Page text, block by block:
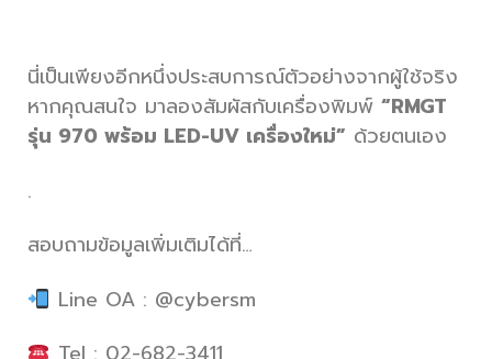
นี่เป็นเพียงอีกหนึ่งประสบการณ์ตัวอย่างจากผู้ใช้จริง
หากคุณสนใจ มาลองสัมผัสกับเครื่องพิมพ์ “RMGT
รุ่น 970 พร้อม LED-UV เครื่องใหม่” ด้วยตนเอง
.
สอบถามข้อมูลเพิ่มเติมได้ที่…
Line OA : @cybersm